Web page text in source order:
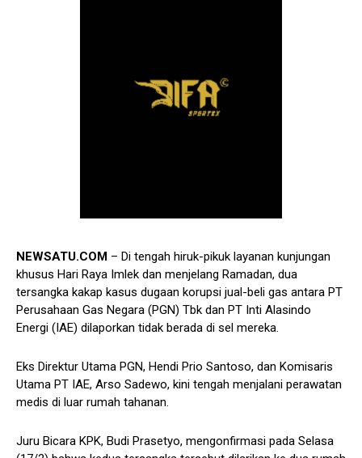
NEWSATU.COM – Di tengah hiruk-pikuk layanan kunjungan
khusus Hari Raya Imlek dan menjelang Ramadan, dua
tersangka kakap kasus dugaan korupsi jual-beli gas antara PT
Perusahaan Gas Negara (PGN) Tbk dan PT Inti Alasindo
Energi (IAE) dilaporkan tidak berada di sel mereka.
Eks Direktur Utama PGN, Hendi Prio Santoso, dan Komisaris
Utama PT IAE, Arso Sadewo, kini tengah menjalani perawatan
medis di luar rumah tahanan.
Juru Bicara KPK, Budi Prasetyo, mengonfirmasi pada Selasa